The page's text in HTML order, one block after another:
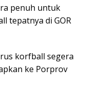
penuh untuk
tepatnya di GOR
korfball segera
ke Porprov